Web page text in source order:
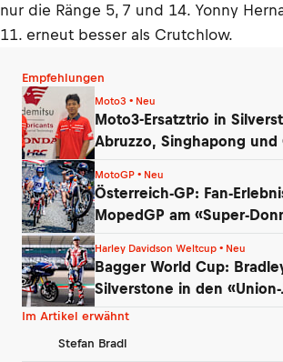
nur die Ränge 5, 7 und 14. Yonny
11. erneut besser als Crutchlow.
Empfehlungen
Moto3 • Neu
Moto3-Ersatztrio in
Abruzzo, Singhapong und
MotoGP • Neu
Österreich-GP: Fan-
MopedGP am «Super-
Harley Davidson Weltcup • Neu
Bagger World Cup:
Silverstone in den «Union-
Farben»
Im Artikel erwähnt
Stefan Bradl